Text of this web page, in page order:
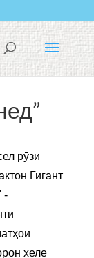
рӯзи
Гигант
-
хеле